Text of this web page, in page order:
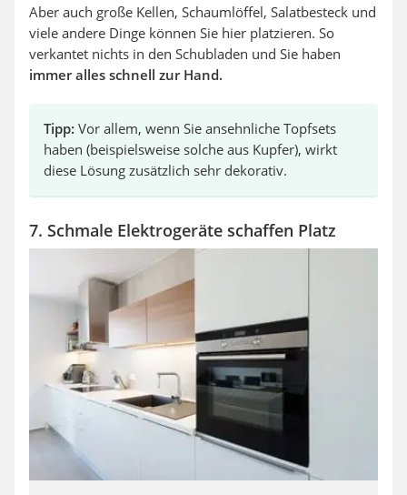
Aber auch große Kellen, Schaumlöffel, Salatbesteck und
viele andere Dinge können Sie hier platzieren. So
verkantet nichts in den Schubladen und Sie haben
immer alles schnell zur Hand.
Tipp: Vor allem, wenn Sie ansehnliche Topfsets
haben (beispielsweise solche aus Kupfer), wirkt
diese Lösung zusätzlich sehr dekorativ.
7. Schmale Elektrogeräte schaffen Platz